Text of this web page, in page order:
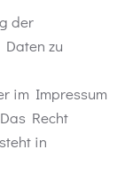
der
zu
im Impressum
Recht
in